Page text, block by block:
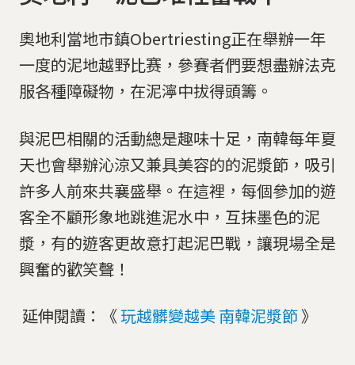
奧地利當地市鎮Obertriesting正在舉辦一年
一度的泥地越野比赛，參賽者們要想盡辦法克
服各種障礙物，在泥濘中拔得頭籌。
與泥巴相關的活動總是趣味十足，南韓每年夏
天也會舉辦沁涼又兼具美容的的泥漿節，吸引
許多人前來共襄盛舉。在這裡，每個參加的遊
客全不顧形象地跳進泥水中，互抹墨色的泥
漿，有的遊客更故意打起泥巴戰，讓現場全是
興奮的歡笑聲！
延伸閱讀：《玩越髒變越美 南韓泥漿節》